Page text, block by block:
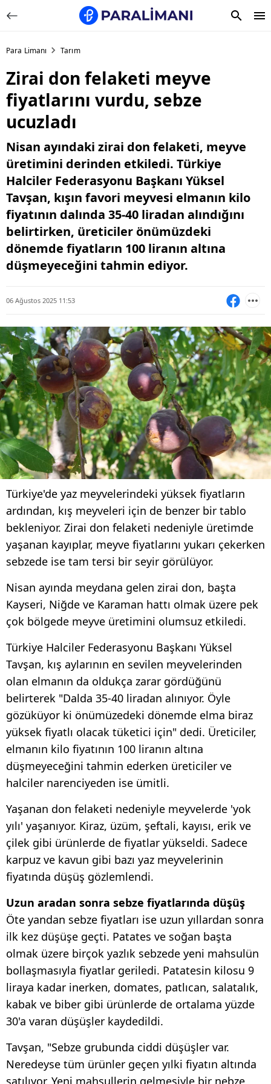
Para Limanı Tarım
Zirai don felaketi meyve
fiyatlarını vurdu, sebze
ucuzladı
Nisan ayındaki zirai don felaketi, meyve
üretimini derinden etkiledi. Türkiye
Halciler Federasyonu Başkanı Yüksel
Tavşan, kışın favori meyvesi elmanın kilo
fiyatının dalında 35-40 liradan alındığını
belirtirken, üreticiler önümüzdeki
dönemde fiyatların 100 liranın altına
düşmeyeceğini tahmin ediyor.
06 Ağustos 2025 11:53
Türkiye'de yaz meyvelerindeki yüksek fiyatların
ardından, kış meyveleri için de benzer bir tablo
bekleniyor. Zirai don felaketi nedeniyle üretimde
yaşanan kayıplar, meyve fiyatlarını yukarı çekerken
sebzede ise tam tersi bir seyir görülüyor.
Nisan ayında meydana gelen zirai don, başta
Kayseri, Niğde ve Karaman hattı olmak üzere pek
çok bölgede meyve üretimini olumsuz etkiledi.
Türkiye Halciler Federasyonu Başkanı Yüksel
Tavşan, kış aylarının en sevilen meyvelerinden
olan elmanın da oldukça zarar gördüğünü
belirterek "Dalda 35-40 liradan alınıyor. Öyle
gözüküyor ki önümüzedeki dönemde elma biraz
yüksek fiyatlı olacak tüketici için" dedi. Üreticiler,
elmanın kilo fiyatının 100 liranın altına
düşmeyeceğini tahmin ederken üreticiler ve
halciler narenciyeden ise ümitli.
Yaşanan don felaketi nedeniyle meyvelerde 'yok
yılı' yaşanıyor. Kiraz, üzüm, şeftali, kayısı, erik ve
çilek gibi ürünlerde de fiyatlar yükseldi. Sadece
karpuz ve kavun gibi bazı yaz meyvelerinin
fiyatında düşüş gözlemlendi.
Uzun aradan sonra sebze fiyatlarında düşüş
Öte yandan sebze fiyatları ise uzun yıllardan sonra
ilk kez düşüşe geçti. Patates ve soğan başta
olmak üzere birçok yazlık sebzede yeni mahsulün
bollaşmasıyla fiyatlar geriledi. Patatesin kilosu 9
liraya kadar inerken, domates, patlıcan, salatalık,
kabak ve biber gibi ürünlerde de ortalama yüzde
30'a varan düşüşler kaydedildi.
Tavşan, "Sebze grubunda ciddi düşüşler var.
Neredeyse tüm ürünler geçen yılki fiyatın altında
satılıyor. Yeni mahsullerin gelmesiyle bir nebze